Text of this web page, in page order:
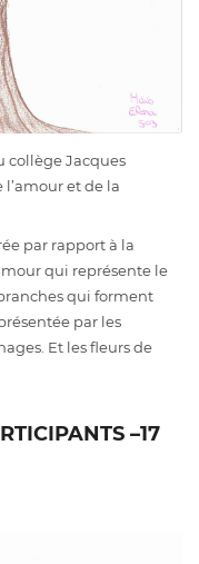
collège Jacques
l’amour et de la
par rapport à la
qui représente le
qui forment
par les
Et les fleurs de
–17